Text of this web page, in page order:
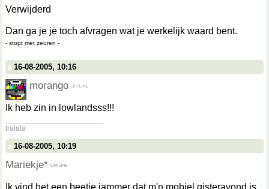
Verwijderd
Dan ga je je toch afvragen wat je werkelijk waard bent.
- stopt met zeuren -
16-08-2005, 10:16
morango
Ik heb zin in lowlandsss!!!
tralala
16-08-2005, 10:19
Mariekje*
Ik vind het een beetje jammer dat m'n mobiel gisteravond is